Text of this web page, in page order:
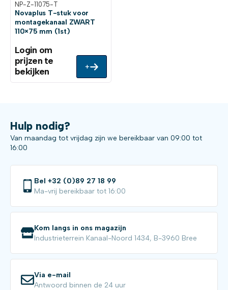
NP-Z-11075-T
Novaplus T-stuk voor
montagekanaal ZWART
110×75 mm (1st)
Login om
prijzen te
bekijken
+
Hulp nodig?
Van maandag tot vrijdag zijn we bereikbaar van 09:00 tot
16:00
Bel +32 (0)89 27 18 99
Ma-vrij bereikbaar tot 16:00
Kom langs in ons magazijn
Industrieterrein Kanaal-Noord 1434, B-3960 Bree
Via e-mail
Antwoord binnen de 24 uur